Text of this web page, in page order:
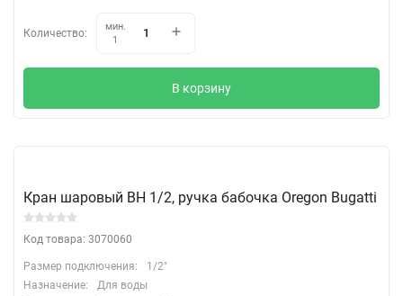
Количество:
мин.
1
В корзину
Кран шаровый ВН 1/2, ручка бабочка Oregon Bugatti
Код товара: 3070060
Размер подключения:
1/2"
Назначение:
Для воды